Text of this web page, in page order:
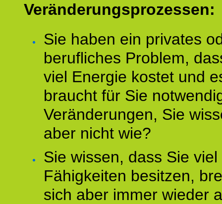
Veränderungsprozessen:
Sie haben ein privates
berufliches Problem,
viel Energie kostet und
braucht für Sie
Veränderungen, Sie
aber nicht wie?
Sie wissen, dass Sie
Fähigkeiten besitzen,
sich aber immer wieder